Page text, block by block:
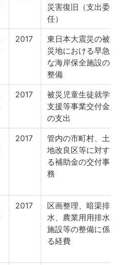
災害復旧（支出委
任）
2017
東日本大震災の被
災地における早急
な海岸保全施設の
整備
2017
被災児童生徒就学
支援等事業交付金
の支出
2017
管内の市町村、土
地改良区等に対す
る補助金の交付事
務
2017
区画整理、暗渠排
水、農業用用排水
施設等の整備に係
る経費